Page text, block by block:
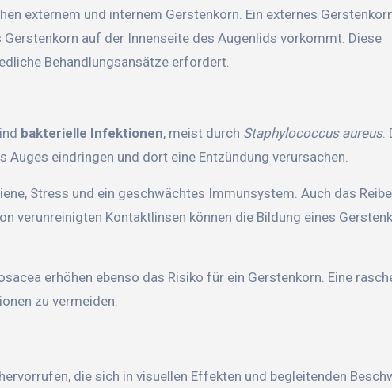
externem und internem Gerstenkorn. Ein externes
auf der Innenseite des Augenlids vorkommt. Diese
Behandlungsansätze erfordert.
bakterielle Infektionen, meist durch Staphylococcus aureus.
Auges eindringen und dort eine Entzündung verursachen.
Stress und ein geschwächtes Immunsystem. Auch das
verunreinigten Kontaktlinsen können die Bildung eines
erhöhen ebenso das Risiko für ein Gerstenkorn. Eine
zu vermeiden.
die sich in visuellen Effekten und begleitenden